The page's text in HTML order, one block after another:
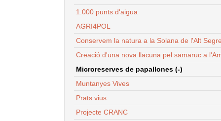
1.000 punts d'aigua
AGRI4POL
Conservem la natura a la Solana de l'Alt
Creació d'una nova llacuna pel samaruc a
Microreserves de papallones (-)
Muntanyes Vives
Prats vius
Projecte CRANC